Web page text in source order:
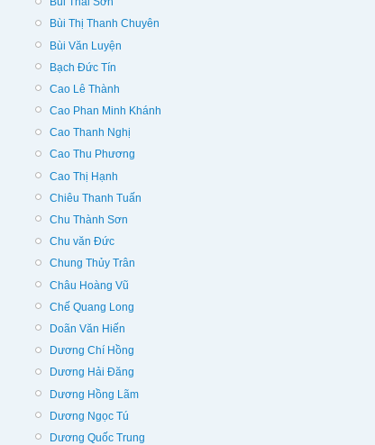
Bùi Thị Thanh Chuyên
Bùi Văn Luyện
Bạch Đức Tín
Cao Lê Thành
Cao Phan Minh Khánh
Cao Thanh Nghị
Cao Thu Phương
Cao Thị Hạnh
Chiêu Thanh Tuấn
Chu Thành Sơn
Chu văn Đức
Chung Thủy Trân
Châu Hoàng Vũ
Chế Quang Long
Doãn Văn Hiến
Dương Chí Hồng
Dương Hải Đăng
Dương Hồng Lãm
Dương Ngọc Tú
Dương Quốc Trung